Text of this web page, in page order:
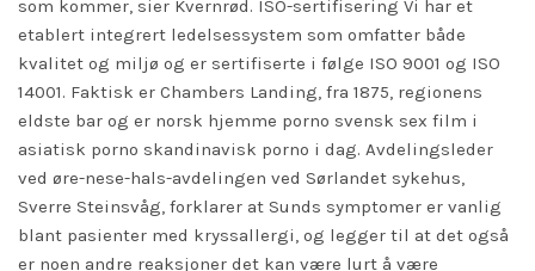
som kommer, sier Kvernrød. ISO-sertifisering Vi har et
etablert integrert ledelsessystem som omfatter både
kvalitet og miljø og er sertifiserte i følge ISO 9001 og ISO
14001. Faktisk er Chambers Landing, fra 1875, regionens
eldste bar og er norsk hjemme porno svensk sex film i
asiatisk porno skandinavisk porno i dag. Avdelingsleder
ved øre-nese-hals-avdelingen ved Sørlandet sykehus,
Sverre Steinsvåg, forklarer at Sunds symptomer er vanlig
blant pasienter med kryssallergi, og legger til at det også
er noen andre reaksjoner det kan være lurt å være